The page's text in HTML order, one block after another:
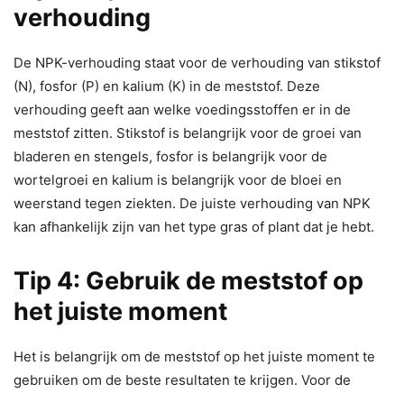
verhouding
De NPK-verhouding staat voor de verhouding van stikstof
(N), fosfor (P) en kalium (K) in de meststof. Deze
verhouding geeft aan welke voedingsstoffen er in de
meststof zitten. Stikstof is belangrijk voor de groei van
bladeren en stengels, fosfor is belangrijk voor de
wortelgroei en kalium is belangrijk voor de bloei en
weerstand tegen ziekten. De juiste verhouding van NPK
kan afhankelijk zijn van het type gras of plant dat je hebt.
Tip 4: Gebruik de meststof op
het juiste moment
Het is belangrijk om de meststof op het juiste moment te
gebruiken om de beste resultaten te krijgen. Voor de